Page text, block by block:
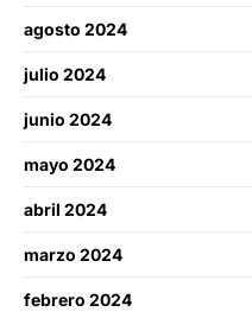
agosto 2024
julio 2024
junio 2024
mayo 2024
abril 2024
marzo 2024
febrero 2024